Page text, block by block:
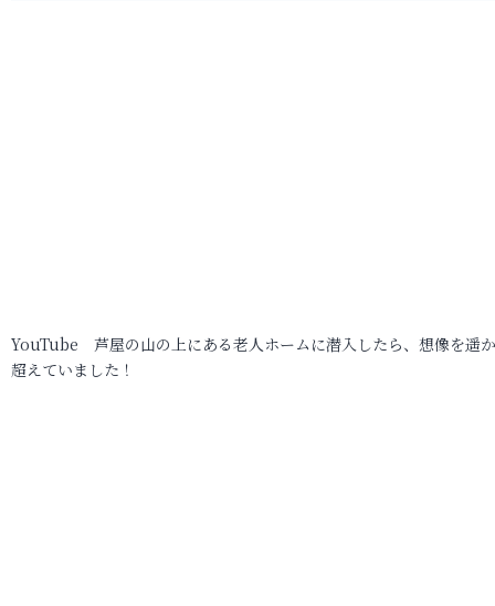
YouTube 芦屋の山の上にある老人ホームに潜入したら、想像を遥
超えていました！